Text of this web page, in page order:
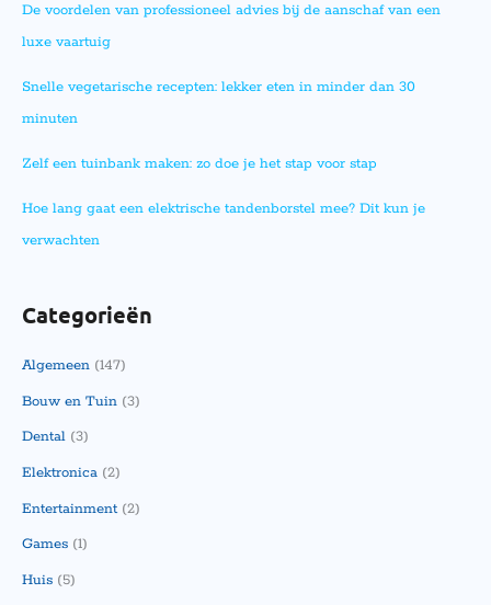
De voordelen van professioneel advies bij de aanschaf van een
luxe vaartuig
Snelle vegetarische recepten: lekker eten in minder dan 30
minuten
Zelf een tuinbank maken: zo doe je het stap voor stap
Hoe lang gaat een elektrische tandenborstel mee? Dit kun je
verwachten
Categorieën
Algemeen (147)
Bouw en Tuin (3)
Dental (3)
Elektronica (2)
Entertainment(2)
Games (1)
Huis (5)